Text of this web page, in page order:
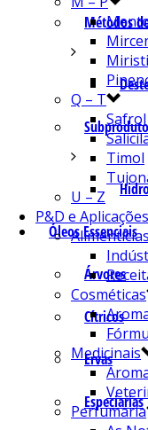
Métodos
Óleos Essenciais
Árvores
Cítricos
Ervas
Especiarias
Q – T
Safrol
Timol
U – Z
P&D e Aplicações
Alimentícias
Cosméticas
Medicinais
Perfumaria